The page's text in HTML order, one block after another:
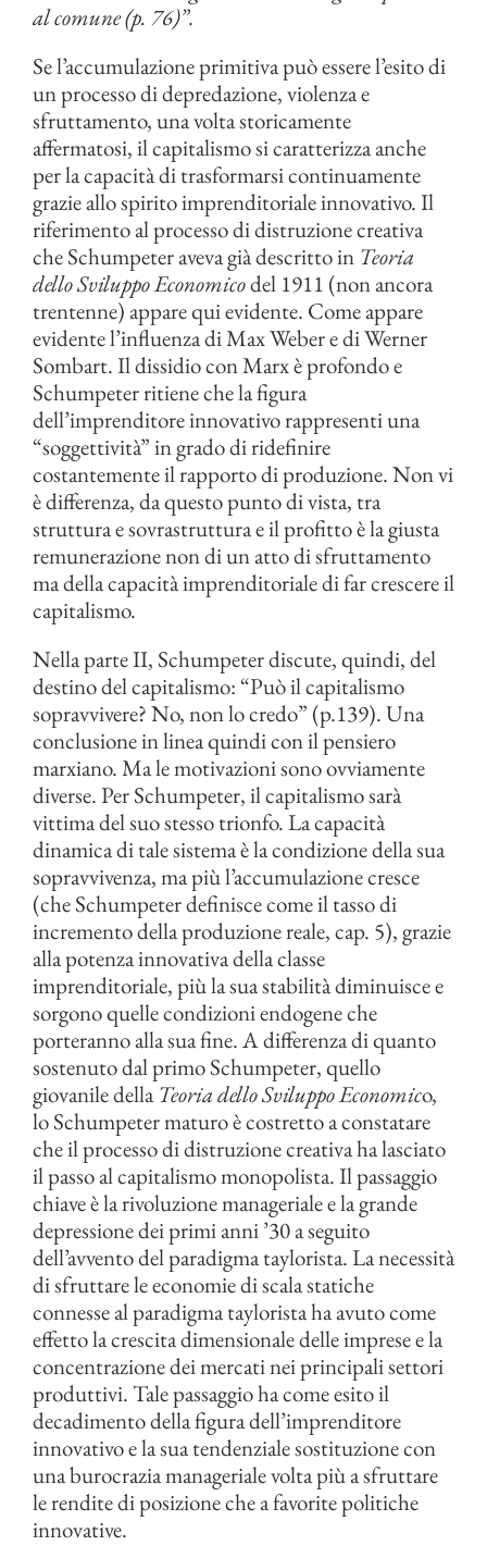
al comune (p. 76)”.
Se l’accumulazione primitiva può essere l’esito di
un processo di depredazione, violenza e
sfruttamento, una volta storicamente
affermatosi, il capitalismo si caratterizza anche
per la capacità di trasformarsi continuamente
grazie allo spirito imprenditoriale innovativo. Il
riferimento al processo di distruzione creativa
che Schumpeter aveva già descritto in Teoria
dello Sviluppo Economicodel 1911 (non ancora
trentenne) appare qui evidente. Come appare
evidente l’influenza di Max Weber e di Werner
Sombart. Il dissidio con Marx è profondo e
Schumpeter ritiene che la figura
dell’imprenditore innovativo rappresenti una
“soggettività” in grado di ridefinire
costantemente il rapporto di produzione. Non vi
è differenza, da questo punto di vista, tra
struttura e sovrastruttura e il profitto è la giusta
remunerazione non di un atto di sfruttamento
ma della capacità imprenditoriale di far crescere il
capitalismo.
Nella parte II, Schumpeter discute, quindi, del
destino del capitalismo: “Può il capitalismo
sopravvivere? No, non lo credo” (p.139). Una
conclusione in linea quindi con il pensiero
marxiano. Ma le motivazioni sono ovviamente
diverse. Per Schumpeter, il capitalismo sarà
vittima del suo stesso trionfo. La capacità
dinamica di tale sistema è la condizione della sua
sopravvivenza, ma più l’accumulazione cresce
(che Schumpeter definisce come il tasso di
incremento della produzione reale, cap. 5), grazie
alla potenza innovativa della classe
imprenditoriale, più la sua stabilità diminuisce e
sorgono quelle condizioni endogene che
porteranno alla sua fine. A differenza di quanto
sostenuto dal primo Schumpeter, quello
giovanile dellaTeoria dello Sviluppo Economico,
lo Schumpeter maturo è costretto a constatare
che il processo di distruzione creativa ha lasciato
il passo al capitalismo monopolista. Il passaggio
chiave è la rivoluzione manageriale e la grande
depressione dei primi anni ’30 a seguito
dell’avvento del paradigma taylorista. La necessità
di sfruttare le economie di scala statiche
connesse al paradigma taylorista ha avuto come
effetto la crescita dimensionale delle imprese e la
concentrazione dei mercati nei principali settori
produttivi. Tale passaggio ha come esito il
decadimento della figura dell’imprenditore
innovativo e la sua tendenziale sostituzione con
una burocrazia manageriale volta più a sfruttare
le rendite di posizione che a favorite politiche
innovative.